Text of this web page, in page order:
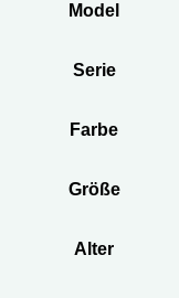
Model
Serie
Farbe
Größe
Alter